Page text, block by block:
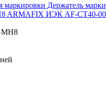
ARMAFIX ИЭК AF-CT40-